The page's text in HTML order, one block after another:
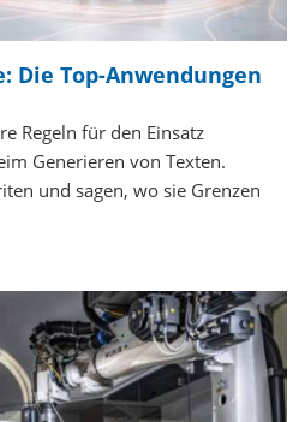
Die Top-Anwendungen
Regeln für den Einsatz
Generieren von Texten.
und sagen, wo sie Grenzen